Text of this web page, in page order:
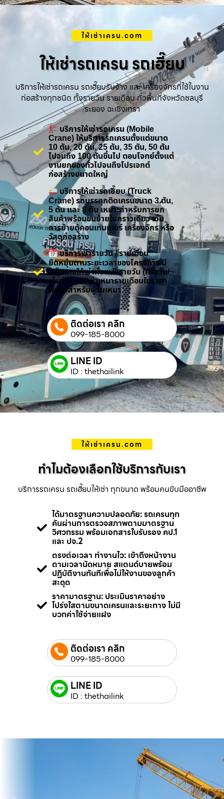
ให้เช่าเครน.com
ให้เช่ารถเครน รถเฮี๊ยบ
บริการให้เช่ารถเครน รถเฮี๊ยบรับจ้าง และ เครื่องจักรที่ใช้ในงาน
ก่อสร้างทุกชนิด ทั้งรายวัน รายเดือน ทั่วพื้นที่จังหวัดชลบุรี
ระยอง ฉะเชิงเทรา
บริการให้เช่ารถเครน (Mobile
Crane) ให้บริการรถเครนตั้งแต่ขนาด
10 ตัน, 20 ตัน, 25 ตัน, 35 ตัน, 50 ตัน
ไปจนถึง 100 ตันขึ้นไป ตอบโจทย์ตั้งแต่
งานยกของทั่วไปจนถึงโปรเจกต์
ก่อสร้างขนาดใหญ่
บริการให้เช่ารถเฮี๊ยบ (Truck
Crane) รถบรรทุกติดเครนขนาด 3 ตัน,
5 ตัน และ 8 ตัน เหมาะสำหรับการยก
สินค้าพร้อมขนย้ายในคราวเดียว เช่น
การย้ายตู้คอนเทนเนอร์ เครื่องจักร หรือ
วัสดุก่อสร้าง
บริการเช่ารายวัน / รายเดือน
ยืดหยุ่นตามระยะเวลาของโครงการ มี
แพ็กเกจให้เช่าทั้งแบบรายวัน (ครึ่งวัน/
เต็มวัน) และเช่าเหมารายเดือนในราคา
พิเศษสำหรับผู้รับเหมา
ติดต่อเรา คลิก
099-185-8000
LINE ID
ID : thethailink
ให้เช่าเครน.com
ทำไมต้องเลือกใช้บริการกับเรา
บริการรถเครน รถเฮี๊ยบให้เช่า ทุกขนาด พร้อมคนขับมืออาชีพ
ได้มาตรฐานความปลอดภัย: รถเครนทุก
คันผ่านการตรวจสภาพตามมาตรฐาน
วิศวกรรม พร้อมเอกสารใบรับรอง คป.1
และ ปจ.2
ตรงต่อเวลา ทำงานไว: เข้าถึงหน้างาน
ตามเวลานัดหมาย สแตนด์บายพร้อม
ปฏิบัติงานทันทีเพื่อไม่ให้งานของลูกค้า
สะดุด
ราคามาตรฐาน: ประเมินราคาอย่าง
โปร่งใสตามขนาดเครนและระยะทาง ไม่มี
บวกค่าใช้จ่ายแฝง
ติดต่อเรา คลิก
099-185-8000
LINE ID
ID : thethailink